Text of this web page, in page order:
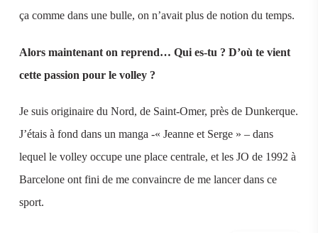
ça comme dans une bulle, on n’avait plus de notion du temps.
Alors maintenant on reprend… Qui es-tu ? D’où te vient
cette passion pour le volley ?
Je suis originaire du Nord, de Saint-Omer, près de Dunkerque.
J’étais à fond dans un manga -« Jeanne et Serge » – dans
lequel le volley occupe une place centrale, et les JO de 1992 à
Barcelone ont fini de me convaincre de me lancer dans ce
sport.